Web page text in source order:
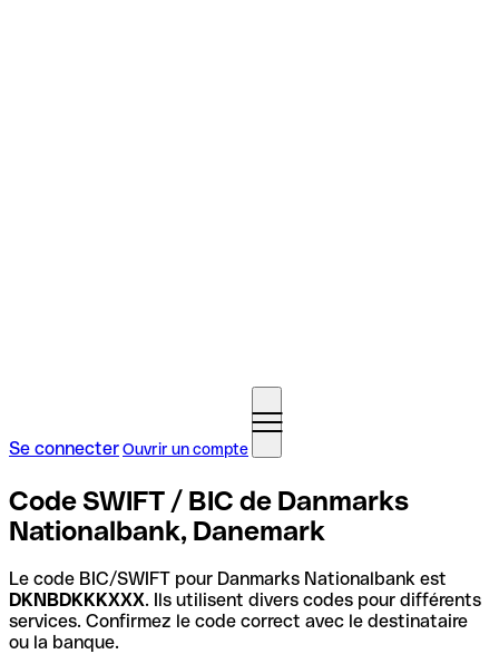
Se connecterOuvrir un compte
Code SWIFT / BIC de Danmarks
Nationalbank, Danemark
Le code BIC/SWIFT pour Danmarks Nationalbank est
DKNBDKKKXXX. Ils utilisent divers codes pour différents
services. Confirmez le code correct avec le destinataire
ou la banque.